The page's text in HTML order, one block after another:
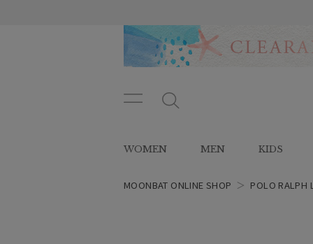
ン
ュ
ー
タ
WOMEN MEN KIDS
MOONBAT ONLINE SHOP ＞ POLO RALPH